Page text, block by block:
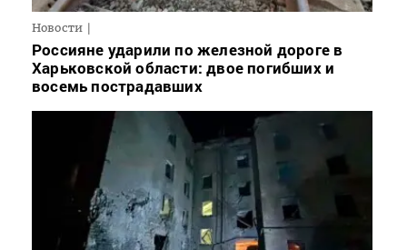
Новости
Россияне ударили по железной дороге в
Харьковской области: двое погибших и
восемь пострадавших